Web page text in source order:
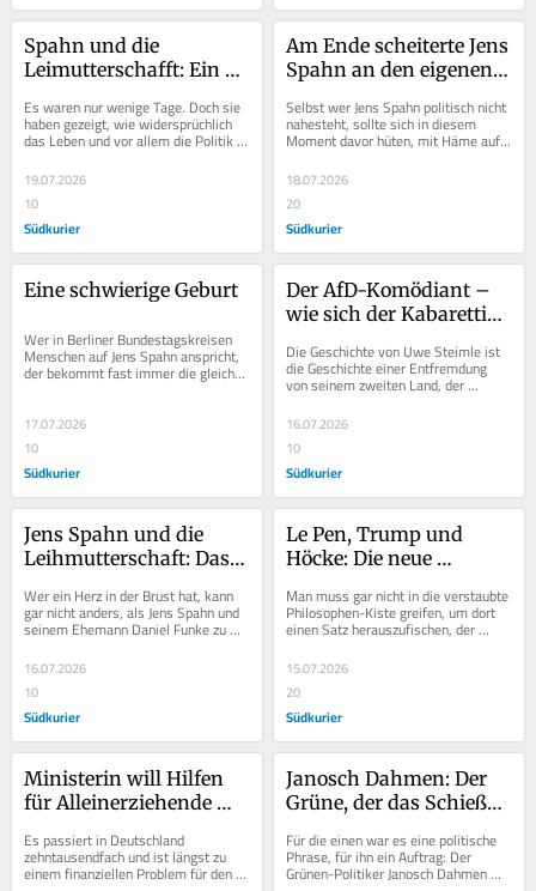
Spahn und die
Leimutterschafft: Ein
auszuhalten war
Es waren nur wenige Tage. Doch sie
haben gezeigt, wie widersprüchlich
das Leben und vor allem die Politik
19.07.2026
10
Südkurier
Am Ende scheiterte Jens
Spahn an den eigenen
Selbst wer Jens Spahn politisch nicht
nahesteht, sollte sich in diesem
Moment davor hüten, mit Häme auf
die Entwicklung der letzten Tage zu
blicken....
18.07.2026
20
Südkurier
Eine schwierige Geburt
Wer in Berliner Bundestagskreisen
Menschen auf Jens Spahn anspricht,
der bekommt fast immer die gleiche
Antwort: Man traue dem Mann alles
17.07.2026
10
Südkurier
Der AfD-Komödiant –
wie sich der Kabarettist
radikalisiert hat
Die Geschichte von Uwe Steimle ist
die Geschichte einer Entfremdung
von seinem zweiten Land, der
Bundesrepublik Deutschland. Sein
erstes war die DDR....
16.07.2026
10
Südkurier
Jens Spahn und die
Leihmutterschaft: Das
Politikum wird
Wer ein Herz in der Brust hat, kann
gar nicht anders, als Jens Spahn und
seinem Ehemann Daniel Funke zu
frischgebackene...
16.07.2026
10
Südkurier
Le Pen, Trump und
Höcke: Die neue
gegenüber den
Halunken
Man muss gar nicht in die verstaubte
Philosophen-Kiste greifen, um dort
einen Satz herauszufischen, der
aktueller nicht sein könnte. Der
Volksmund...
15.07.2026
20
Südkurier
Ministerin will Hilfen
für Alleinerziehende
Es passiert in Deutschland
zehntausendfach und ist längst zu
einem finanziellen Problem für den
Janosch Dahmen: Der
Grüne, der das Schießen
Für die einen war es eine politische
Phrase, für ihn ein Auftrag: Der
Grünen-Politiker Janosch Dahmen